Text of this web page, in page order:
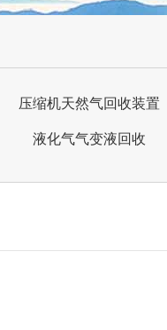
压缩机天然气回收装置
液化气气变液回收